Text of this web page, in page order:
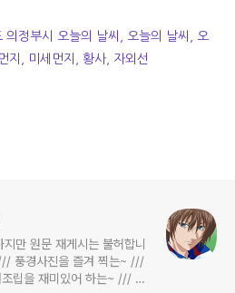
의정부시 오늘의 날씨, 오늘의 날씨, 오
지, 미세먼지, 황사, 자외선
만 원문 재게시는 불허합니
풍경사진을 즐겨 찍는~ ///
립을 재미있어 하는~ /// 고